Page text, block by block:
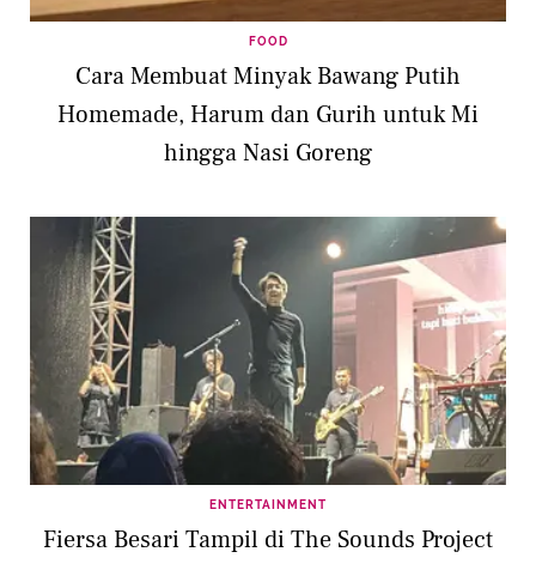
FOOD
Cara Membuat Minyak Bawang Putih
Homemade, Harum dan Gurih untuk Mi
hingga Nasi Goreng
ENTERTAINMENT
Fiersa Besari Tampil di The Sounds Project